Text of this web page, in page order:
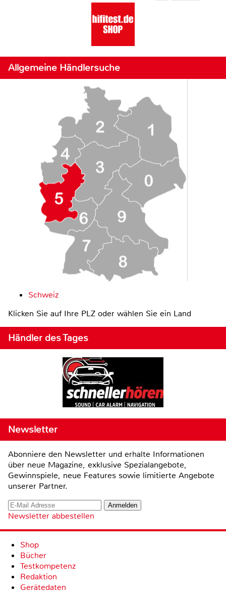
Allgemeine Händlersuche
Schweiz
Klicken Sie auf Ihre PLZ oder wählen Sie ein Land
Händler des Tages
Newsletter
Abonniere den Newsletter und erhalte Informationen
über neue Magazine, exklusive Spezialangebote,
Gewinnspiele, neue Features sowie limitierte Angebote
unserer Partner.
Newsletter abbestellen
Shop
Bücher
Testkompetenz
Redaktion
Gerätedaten